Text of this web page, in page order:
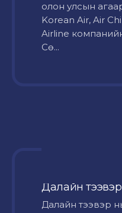
олон улсын
Korean Air, Air
Airline
Сө...
Далайн тээвэр
Далайн тээвэр